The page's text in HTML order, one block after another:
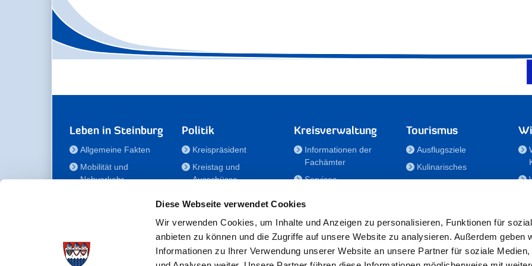
Diese Webseite verwendet Cookies
Wir verwenden Cookies, um Inhalte und Anzeigen zu personalisieren, Funktionen für
anbieten zu können und die Zugriffe auf unsere Website zu analysieren. Außerdem geben
Informationen zu Ihrer Verwendung unserer Website an unsere Partner für soziale Medien,
Leben in Steinburg
Allgemeine Fakten
Mobilität und
Nahverkehr
Gesundheit
Politik
Kreispräsident
Kreistag und
Ausschüsse
für Menschen mit
Behinderung
Der
Kreisseniorenbeirat
Kreisverwaltung
Informationen der
Fachämter
Services
Nachwuchskräfte
Notdienste
Formulare/Downloads
Tourismus
Ausflugsziele
Kulinarisches
Veranstaltungen